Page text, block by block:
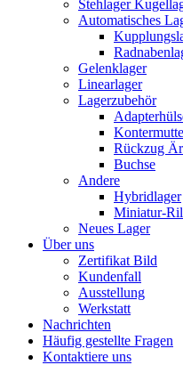
Stehlager
Automatisches
Gelenklager
Linearlager
Lagerzubehör
Rückzug
Buchse
Andere
Hybridlager
Miniatur-
Neues Lager
Über uns
Zertifikat Bild
Kundenfall
Ausstellung
Werkstatt
Nachrichten
Häufig gestellte Fragen
Kontaktiere uns